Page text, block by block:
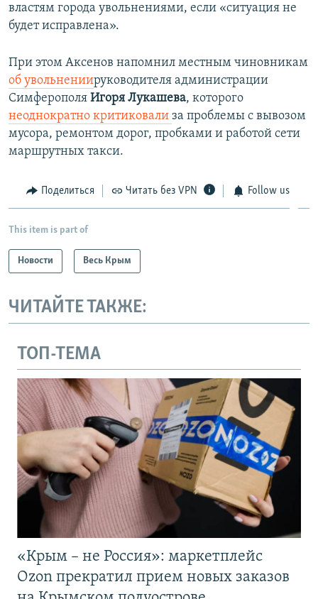
властям города увольнениями, если «ситуация не
будет исправлена».
При этом Аксенов напомнил местным чиновникам
об увольнениируководителя администрации
Симферополя Игоря Лукашева, которого
неоднократно критиковали за проблемы с вывозом
мусора, ремонтом дорог, пробками и работой сети
маршрутных такси.
Поделиться Читать без VPN Follow us
This item is part of
Новости Весь Крым
ЧИТАЙТЕ ТАКЖЕ:
ТОП-ТЕМА
«Крым – не Россия»: маркетплейс
Ozon прекратил прием новых заказов